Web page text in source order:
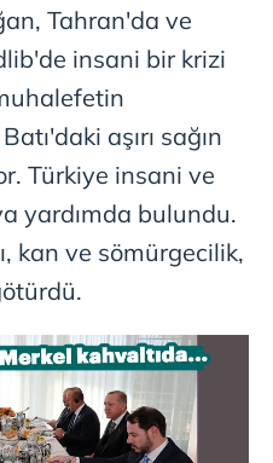
Tahran'da ve
insani bir krizi
aşırı sağın
Türkiye insani ve
yardımda bulundu.
kan ve sömürgecilik,